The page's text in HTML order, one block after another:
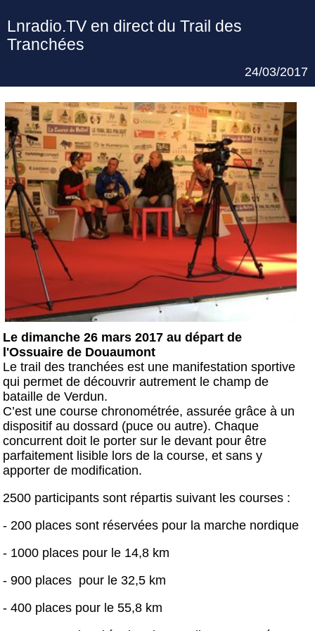
Lnradio.TV en direct du Trail des
Tranchées
24/03/2017
Le dimanche 26 mars 2017 au départ de
l'Ossuaire de Douaumont
Le trail des tranchées est une manifestation sportive
qui permet de découvrir autrement le champ de
bataille de Verdun.
C’est une coursechronométrée, assurée grâce à un
dispositif au dossard (puce ou autre). Chaque
concurrent doit le porter sur le devant pour être
parfaitement lisible lors de la course, et sans y
apporter de modification.
2500 participants sont répartis suivant les courses :
- 200 places sont réservées pour la marche nordique
- 1000 places pour le 14,8 km
- 900 places pour le 32,5 km
- 400 places pour le 55,8 km